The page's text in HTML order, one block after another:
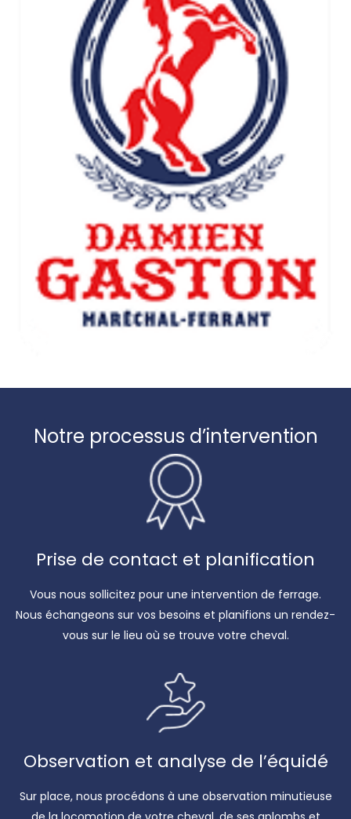
Notre processus d’intervention
Prise de contact et planification
Vous nous sollicitez pour une intervention de ferrage.
Nous échangeons sur vos besoins et planifions un rendez-
vous sur le lieu où se trouve votre cheval.
Observation et analyse de l’équidé
Sur place, nous procédons à une observation minutieuse